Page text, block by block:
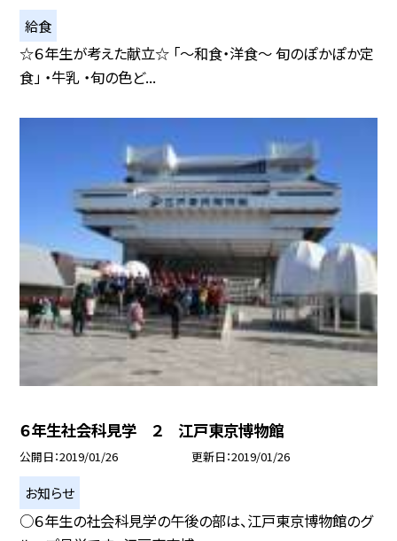
給食
☆６年生が考えた献立☆ 「〜和食・洋食〜 旬のぽかぽか定
食」 ・牛乳 ・旬の色ど...
６年生社会科見学 ２ 江戸東京博物館
公開日 2019/01/26 更新日 2019/01/26
お知らせ
○６年生の社会科見学の午後の部は、江戸東京博物館のグ